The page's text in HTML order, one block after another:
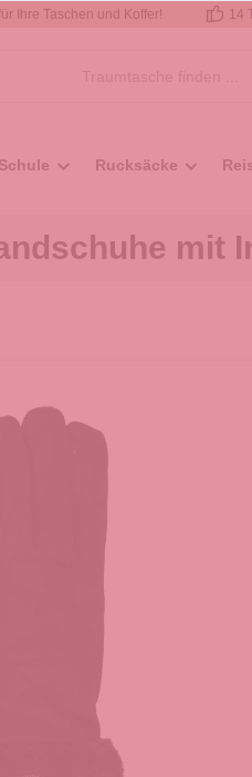
Ihre Taschen und Koffer! 14
Rucksäcke
mit